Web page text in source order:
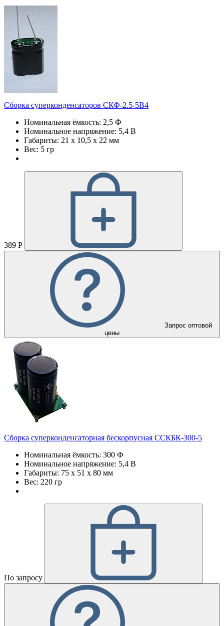
Сборка суперконденсаторов СКФ-2.5-5В4
Номинальная ёмкость: 2,5 Ф
Номинальное напряжение: 5,4 В
Габариты: 21 х 10,5 х 22 мм
Вес: 5 гр
389 Р
Запрос оптовой
цены
Сборка суперконденсаторная бескорпусная ССКБК-300-5
Номинальная ёмкость: 300 Ф
Номинальное напряжение: 5,4 В
Габариты: 75 х 51 х 80 мм
Вес: 220 гр
По запросу